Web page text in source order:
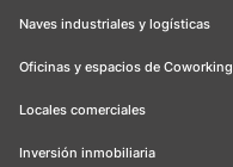
Naves industriales y logísticas
Oficinas y espacios de Coworking
Locales comerciales
Inversión inmobiliaria